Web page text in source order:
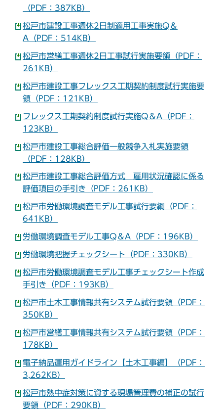
（PDF：387KB）
松戸市建設工事週休2日制適用工事実施Q＆
A（PDF：514KB）
松戸市営繕工事週休2日工事試行実施要領（PDF：
261KB）
松戸市建設工事フレックス工期契約制度試行実施要
領（PDF：121KB）
フレックス工期契約制度試行実施Q＆A（PDF：
123KB）
松戸市建設工事総合評価一般競争入札実施要領
（PDF：128KB）
松戸市建設工事総合評価方式 雇用状況確認に係る
評価項目の手引き（PDF：261KB）
松戸市労働環境調査モデル工事試行要綱（PDF：
641KB）
労働環境調査モデル工事Q＆A（PDF：196KB）
労働環境把握チェックシート（PDF：330KB）
松戸市労働環境調査モデル工事チェックシート作成
手引き（PDF：193KB）
松戸市土木工事情報共有システム試行要領（PDF：
350KB）
松戸市営繕工事情報共有システム試行要領（PDF：
178KB）
電子納品運用ガイドライン【土木工事編】（PDF：
3,262KB）
松戸市熱中症対策に資する現場管理費の補正の試行
要領（PDF：290KB）